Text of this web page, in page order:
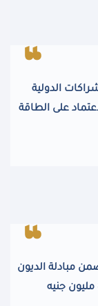
الدولية
على الطاقة
ضمن مبادلة الديون